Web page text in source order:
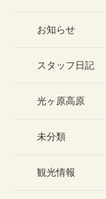
お知らせ
スタッフ日記
光ヶ原高原
未分類
観光情報